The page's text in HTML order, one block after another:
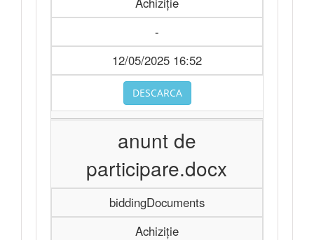
-
12/05/2025 16:52
DESCARCA
anunt de
participare.docx
biddingDocuments
Achiziție